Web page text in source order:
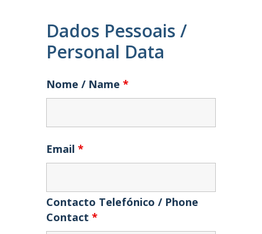
Dados Pessoais /
Personal Data
Nome / Name *
Email *
Contacto Telefónico / Phone
Contact *